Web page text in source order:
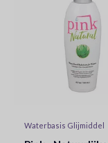
Waterbasis Glijmiddel